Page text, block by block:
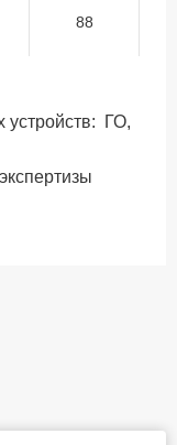
88
устройств: ГО,